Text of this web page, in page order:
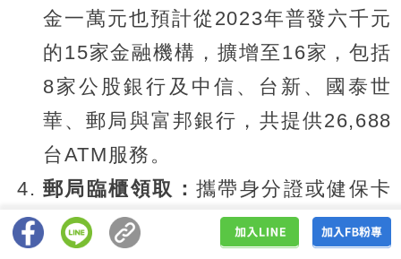
金一萬元也預計從2023年普發六千元
的15家金融機構，擴增至16家，包括
8家公股銀行及中信、台新、國泰世
華、郵局與富邦銀行，共提供26,688
台ATM服務。
郵局臨櫃領取： 攜帶身分證或健保卡
即可至郵局臨櫃辦理普發現金一萬